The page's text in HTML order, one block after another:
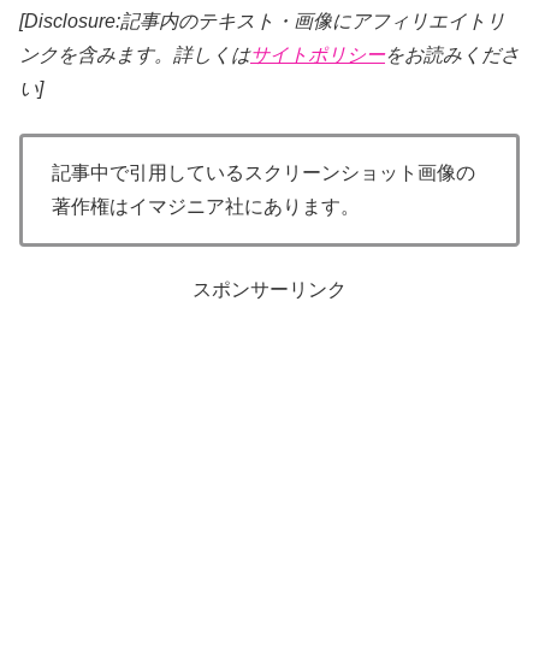
[Disclosure:記事内のテキスト・画像にアフィリエイトリ
ンクを含みます。詳しくはサイトポリシーをお読みくださ
い]
記事中で引用しているスクリーンショット画像の
著作権はイマジニア社にあります。
スポンサーリンク